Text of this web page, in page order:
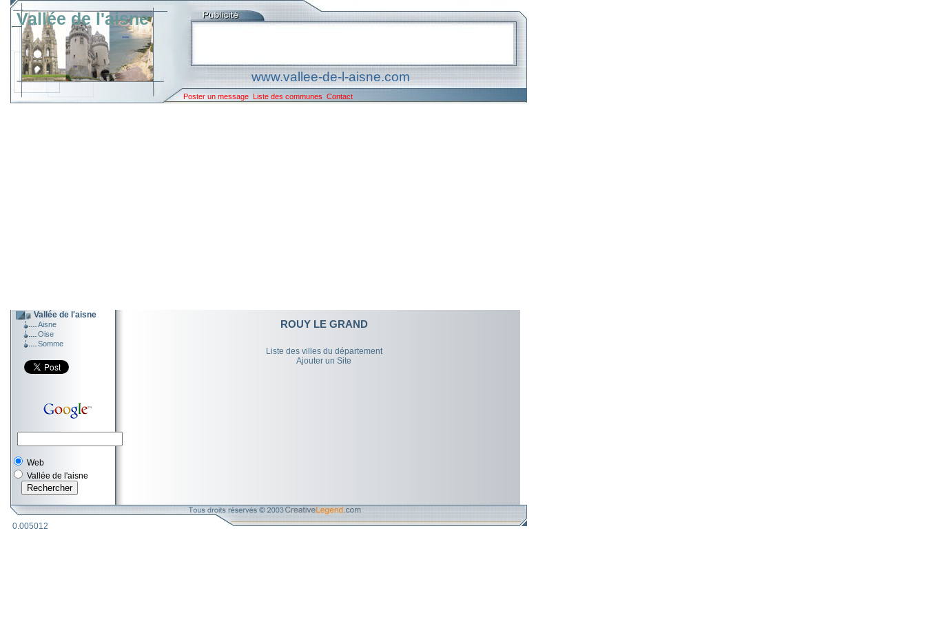
Vallée de l'aisne
www.vallee-de-l-aisne.com
Poster un message Liste des communes Contact
Vallée de l'aisne
Aisne
Oise
Somme
Web
Vallée de l'aisne
ROUY LE GRAND
Liste des villes du département
Ajouter un Site
0.005012